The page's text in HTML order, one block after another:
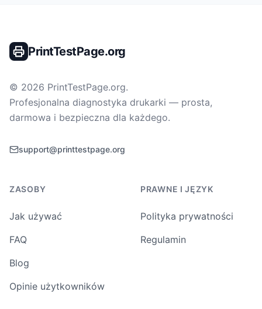
PrintTestPage.org
© 2026 PrintTestPage.org.
Profesjonalna diagnostyka drukarki — prosta,
darmowa i bezpieczna dla każdego.
support@printtestpage.org
ZASOBY
Jak używać
FAQ
Blog
Opinie użytkowników
PRAWNE I JĘZYK
Polityka prywatności
Regulamin